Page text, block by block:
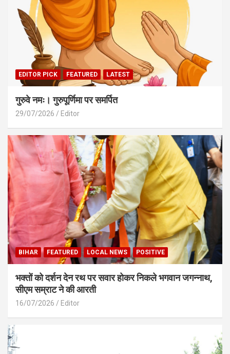
EDITOR PICK FEATURED LATEST
गुरुवे नमः। गुरुपूर्णिमा पर समर्पित
29/07/2026 Editor
BIHAR FEATURED LOCAL NEWS POSITIVE
भक्तों को दर्शन देन रथ पर सवार होकर निकले भगवान जगन्नाथ,
सीएम सम्राट ने की आरती
16/07/2026 Editor